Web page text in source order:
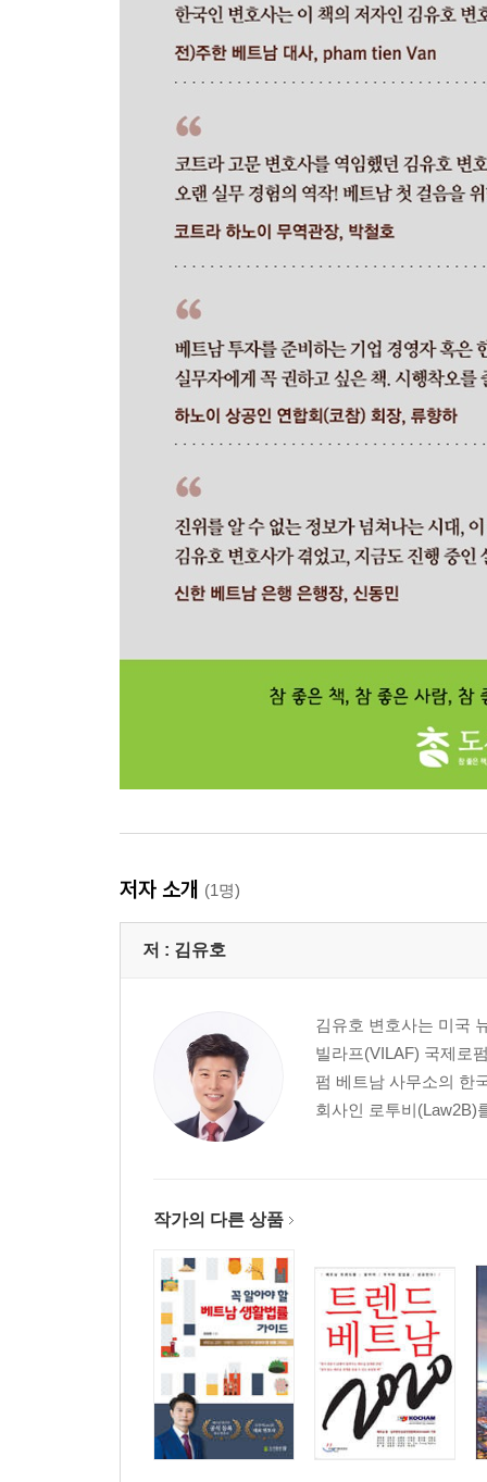
저자 소개 (1명)
저 : 김유호
김유호 변호사는 미국
빌라프(VILAF) 국제로
펌 베트남 사무소의 한
회사인 로투비(Law2B)
작가의 다른 상품